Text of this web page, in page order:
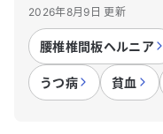
2026年8月9日 更新
腰椎椎間板ヘルニア
うつ病 貧血